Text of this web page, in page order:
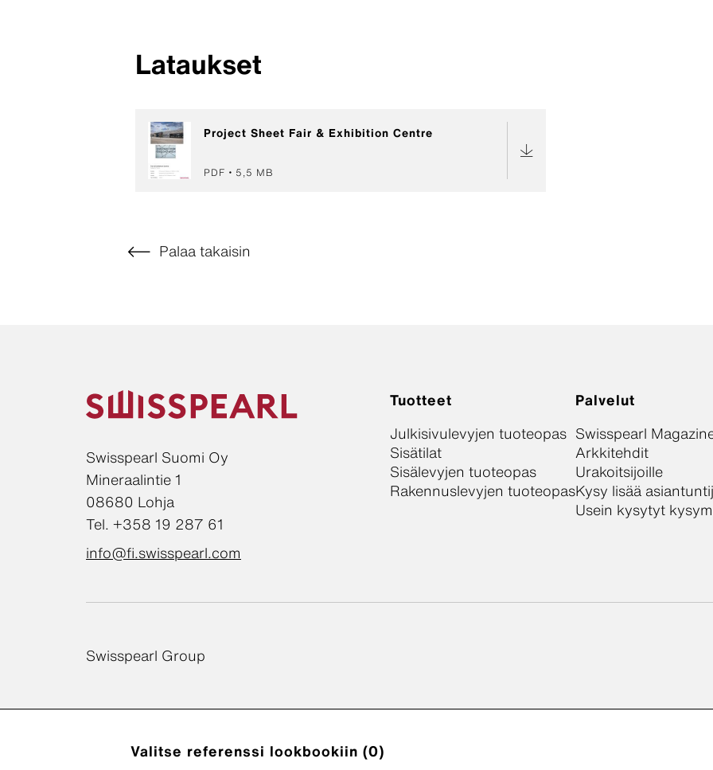
Lataukset
Project Sheet Fair & Exhibition Centre
PDF 5,5 MB
Palaa takaisin
Valitse referenssi lookbookiin (0)
Swisspearl Suomi Oy
Mineraalintie 1
08680 Lohja
Tel. +358 19 287 61
info@fi.swisspearl.com
Tuotteet
Julkisivulevyjen tuoteopas
Sisätilat
Sisälevyjen tuoteopas
Rakennuslevyjen tuoteopas
Palvelut
Swisspearl
Arkkitehdit
Urakoitsijoille
Kysy lisää
Usein kysytyt
Swisspearl Group
Tietosuojaseloste